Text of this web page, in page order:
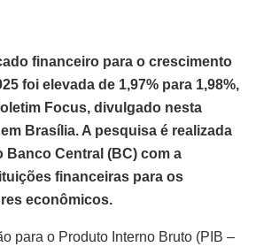
financeiro para o crescimento
foi elevada de 1,97% para 1,98%,
Focus, divulgado nesta
Brasília. A pesquisa é realizada
Banco Central (BC) com a
financeiras para os
econômicos.
para o Produto Interno Bruto (PIB –